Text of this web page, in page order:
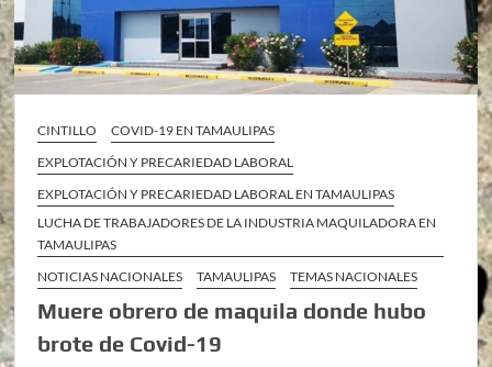
CINTILLO
COVID-19 EN TAMAULIPAS
EXPLOTACIÓN Y PRECARIEDAD LABORAL
EXPLOTACIÓN Y PRECARIEDAD LABORAL EN TAMAULIPAS
LUCHA DE TRABAJADORES DE LA INDUSTRIA MAQUILADORA EN
TAMAULIPAS
NOTICIAS NACIONALES
TAMAULIPAS TEMAS NACIONALES
Muere obrero de maquila donde hubo
brote de Covid-19